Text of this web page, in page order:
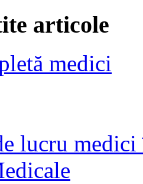
articole
medici
lucru